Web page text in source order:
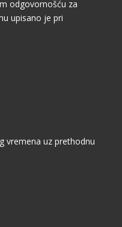
odgovornošću za
upisano je pri
vremena uz prethodnu